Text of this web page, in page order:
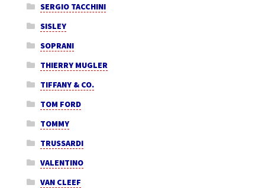
SERGIO TACCHINI
SISLEY
SOPRANI
THIERRY MUGLER
TIFFANY & CO.
TOM FORD
TOMMY
TRUSSARDI
VALENTINO
VAN CLEEF